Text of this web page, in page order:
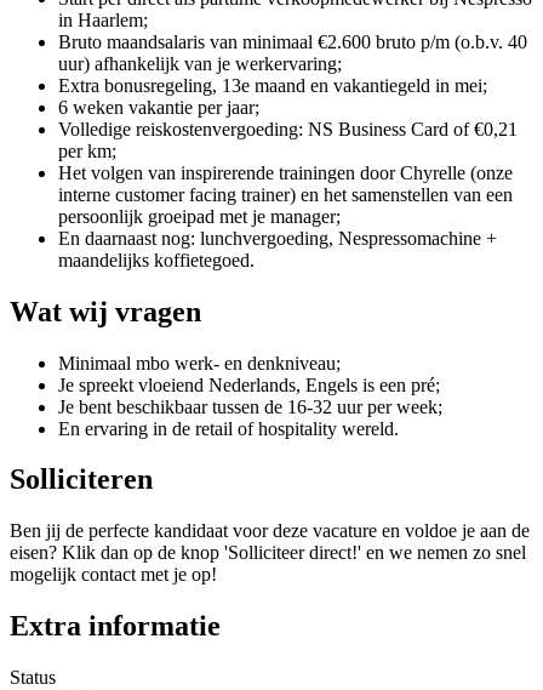
in Haarlem;
Bruto maandsalaris van minimaal €2.600 bruto p/m (o.b.v. 40
uur) afhankelijk van je werkervaring;
Extra bonusregeling, 13e maand en vakantiegeld in mei;
6 weken vakantie per jaar;
Volledige reiskostenvergoeding: NS Business Card of €0,21
per km;
Het volgen van inspirerende trainingen door Chyrelle (onze
interne customer facing trainer) en het samenstellen van een
persoonlijk groeipad met je manager;
En daarnaast nog: lunchvergoeding, Nespressomachine +
maandelijks koffietegoed.
Wat wij vragen
Minimaal mbo werk- en denkniveau;
Je spreekt vloeiend Nederlands, Engels is een pré;
Je bent beschikbaar tussen de 16-32 uur per week;
En ervaring in de retail of hospitality wereld.
Solliciteren
Ben jij de perfecte kandidaat voor deze vacature en voldoe je aan de
eisen? Klik dan op de knop 'Solliciteer direct!' en we nemen zo snel
mogelijk contact met je op!
Extra informatie
Status